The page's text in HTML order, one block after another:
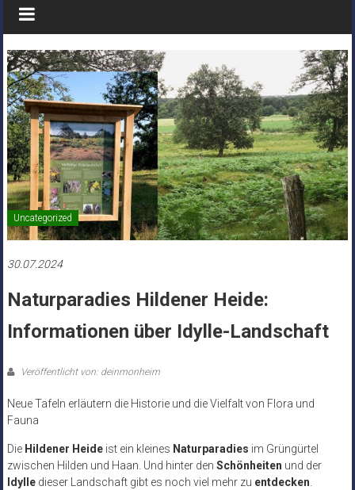
Uncategorized
30.07.2024
Naturparadies Hildener Heide:
Informationen über Idylle-Landschaft
Veröffentlicht von: deinmonheim
Neue Tafeln erläutern die Historie und die Vielfalt von Flora und
Fauna
Die Hildener Heideist ein kleines Naturparadies im Grüngürtel
zwischen Hilden und Haan. Und hinter den Schönheiten und der
Idylledieser Landschaft gibt es noch viel mehr zu entdecken.